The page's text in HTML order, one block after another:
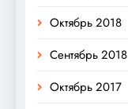
Октябрь 2018
Сентябрь 2018
Октябрь 2017